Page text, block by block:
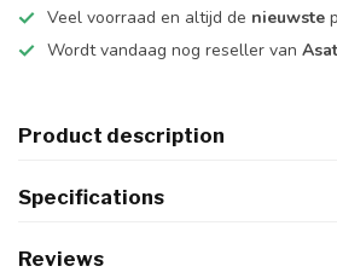
Veel voorraad en altijd de nieuwste
Wordt vandaag nog reseller van
Product description
Specifications
Reviews